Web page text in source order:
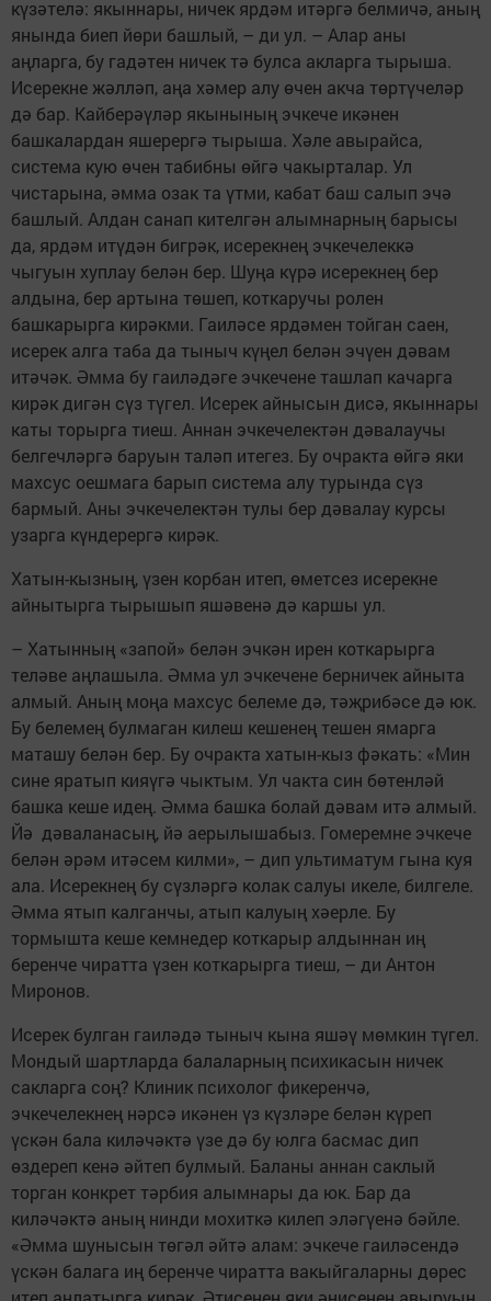
күзәтелә: якыннары, ничек ярдәм итәргә белмичә, аның
янында биеп йөри башлый, – ди ул. – Алар аны
аңларга, бу гадәтен ничек тә булса акларга тырыша.
Исерекне жәлләп, аңа хәмер алу өчен акча төртүчеләр
дә бар. Кайберәүләр якынының эчкече икәнен
башкалардан яшерергә тырыша. Хәле авырайса,
система кую өчен табибны өйгә чакырталар. Ул
чистарына, әмма озак та үтми, кабат баш салып эчә
башлый. Алдан санап кителгән алымнарның барысы
да, ярдәм итүдән бигрәк, исерекнең эчкечелеккә
чыгуын хуплау белән бер. Шуңа күрә исерекнең бер
алдына, бер артына төшеп, коткаручы ролен
башкарырга кирәкми. Гаиләсе ярдәмен тойган саен,
исерек алга таба да тыныч күңел белән эчүен дәвам
итәчәк. Әмма бу гаиләдәге эчкечене ташлап качарга
кирәк дигән сүз түгел. Исерек айнысын дисә, якыннары
каты торырга тиеш. Аннан эчкечелектән дәвалаучы
белгечләргә баруын таләп итегез. Бу очракта өйгә яки
махсус оешмага барып система алу турында сүз
бармый. Аны эчкечелектән тулы бер дәвалау курсы
узарга күндерергә кирәк.
Хатын-кызның, үзен корбан итеп, өметсез исерекне
айнытырга тырышып яшәвенә дә каршы ул.
– Хатынның «запой» белән эчкән ирен коткарырга
теләве аңлашыла. Әмма ул эчкечене берничек айныта
алмый. Аның моңа махсус белеме дә, тәҗрибәсе дә юк.
Бу белемең булмаган килеш кешенең тешен ямарга
маташу белән бер. Бу очракта хатын-кыз фәкать: «Мин
сине яратып кияүгә чыктым. Ул чакта син бөтенләй
башка кеше идең. Әмма башка болай дәвам итә алмый.
Йә дәваланасың, йә аерылышабыз. Гомеремне эчкече
белән әрәм итәсем килми», – дип ультиматум гына куя
ала. Исерекнең бу сүзләргә колак салуы икеле, билгеле.
Әмма ятып калганчы, атып калуың хәерле. Бу
тормышта кеше кемнедер коткарыр алдыннан иң
беренче чиратта үзен коткарырга тиеш, – ди Антон
Миронов.
Исерек булган гаиләдә тыныч кына яшәү мөмкин түгел.
Мондый шартларда балаларның психикасын ничек
сакларга соң? Клиник психолог фикеренчә,
эчкечелекнең нәрсә икәнен үз күзләре белән күреп
үскән бала киләчәктә үзе дә бу юлга басмас дип
өздереп кенә әйтеп булмый. Баланы аннан саклый
торган конкрет тәрбия алымнары да юк. Бар да
киләчәктә аның нинди мохиткә килеп эләгүенә бәйле.
«Әмма шунысын төгәл әйтә алам: эчкече гаиләсендә
үскән балага иң беренче чиратта вакыйгаларны дөрес